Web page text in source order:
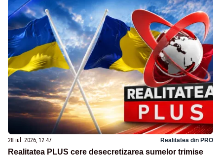
28 iul. 2026, 12:47 Realitatea din PRO
Realitatea PLUS cere desecretizarea sumelor trimise